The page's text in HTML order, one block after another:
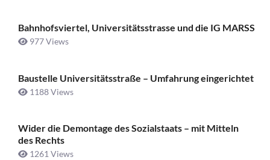
Bahnhofsviertel, Universitätsstrasse und die IG MARSS
977 Views
Baustelle Universitätsstraße ­– Umfahrung eingerichtet
1188 Views
Wider die Demontage des Sozialstaats – mit Mitteln
des Rechts
1261 Views